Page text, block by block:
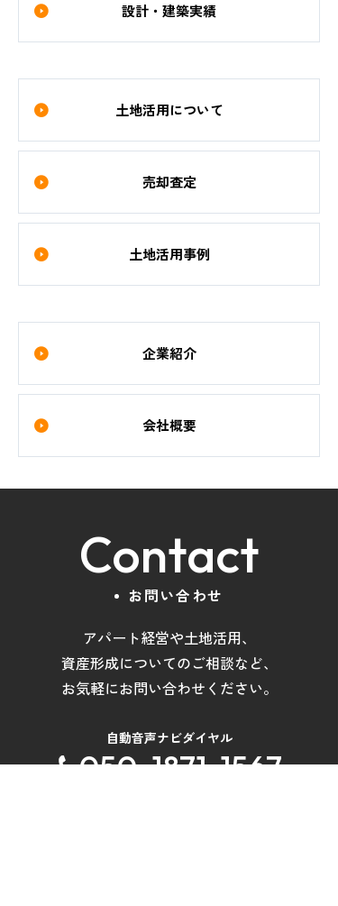
設計・建築実績
土地活用について
売却査定
土地活用事例
企業紹介
会社概要
Contact
お問い合わせ
アパート経営や土地活用、
資産形成についてのご相談など、
お気軽にお問い合わせください。
自動音声ナビダイヤル
050-1871-1567